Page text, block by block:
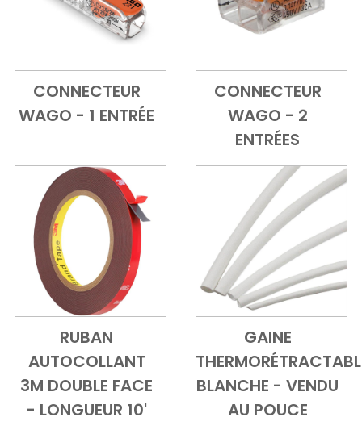
Add to CartVue d'ensemble
CONNECTEUR
WAGO - 1 ENTRÉE
Add to Cart
Vue
CONNECTEUR
WAGO - 2
ENTRÉES
Add to CartVue d'ensemble
RUBAN
AUTOCOLLANT
3M DOUBLE FACE
- LONGUEUR 10'
Add to Cart
Vue
GAINE
BLANCHE - VENDU
AU POUCE